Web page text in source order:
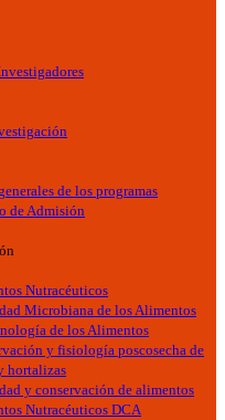
de los programas
de Admisión
Nutracéuticos
Microbiana de los Alimentos
de los Alimentos
y fisiología poscosecha de
hortalizas
y conservación de alimentos
Nutracéuticos DCA